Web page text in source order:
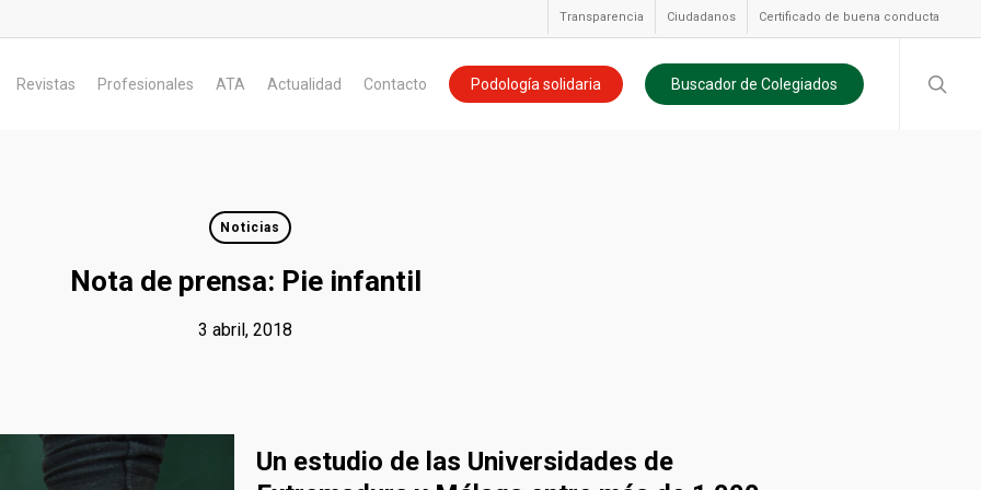
Transparencia Ciudadanos Certificado de buena conducta
Revistas Profesionales ATA Actualidad Contacto Podología solidaria Buscador de Colegiados
Noticias
Nota de prensa: Pie infantil
3 abril, 2018
Un estudio de las Universidades de